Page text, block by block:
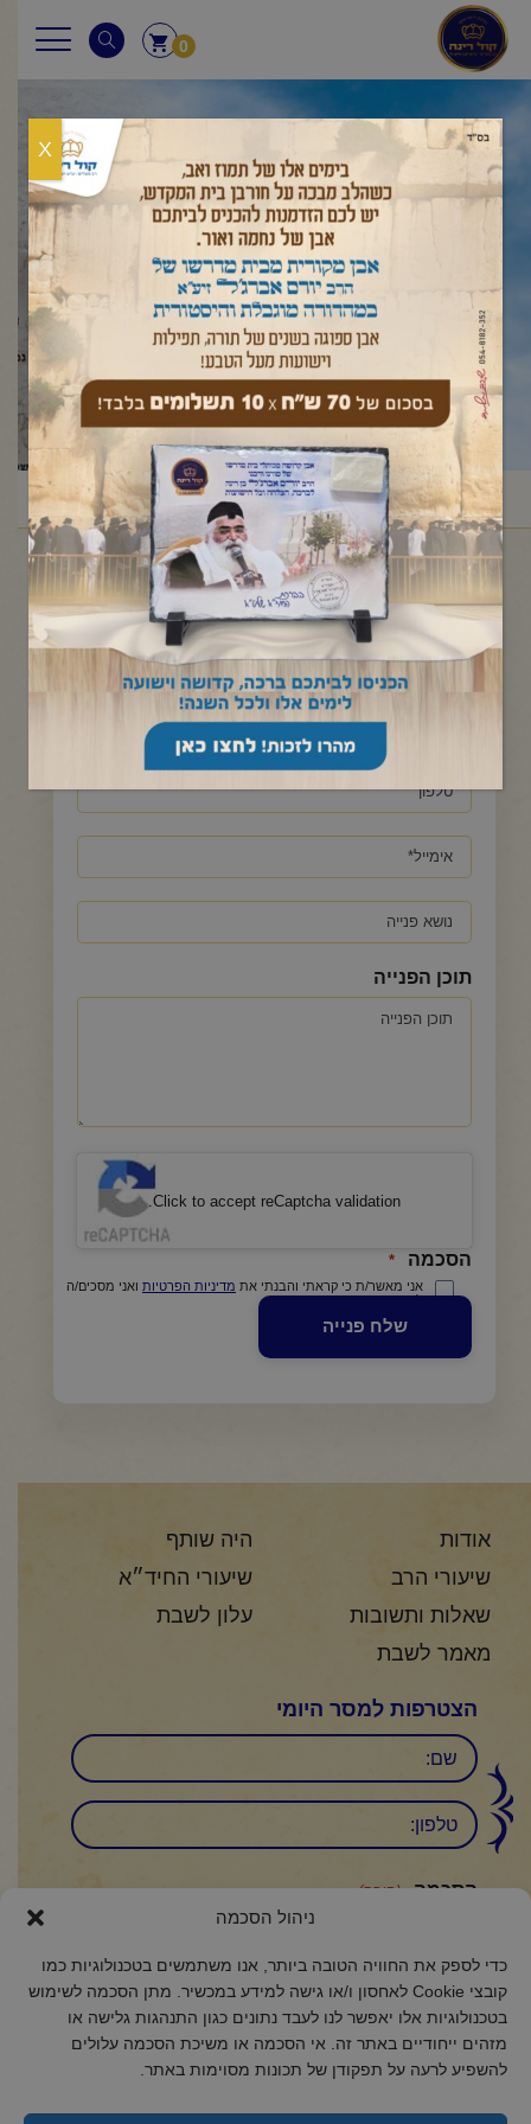
ניהול הסכמה
כדי לספק את החוויה הטובה ביותר, אנו משתמשים בטכנולוגיות כמו
קובצי Cookie לאחסון ו/או גישה למידע במכשיר. מתן הסכמה לשימוש
בטכנולוגיות אלו יאפשר לנו לעבד נתונים כגון התנהגות גלישה או
מזהים ייחודיים באתר זה. אי הסכמה או משיכת הסכמה עלולים
להשפיע לרעה על תפקודן של תכונות מסוימות באתר.
0
אזכיר על הציון
ראשי /אזכיר על הציון
כאן תוכלו לשלוח שם לברכה על ציונו של מו"ר הרב יורם
אברג'ל.
אימייל
תוכן הפנייה
Click to accept reCaptcha validation.
הסכמה *
אני מאשר/ת כי קראתי והבנתי את מדיניות הפרטיות ואני מסכים/ה
אודות
היה שותף
שיעורי הרב
שיעורי החיד״א
שאלות ותשובות
עלון לשבת
מאמר לשבת
הצטרפות למסר היומי
שם
טלפון:
הסכמה (חובה)
אני מאשר/ת כי קראתי והבנתי את
2018 כל הזכויות שמורות לקול רינה
X